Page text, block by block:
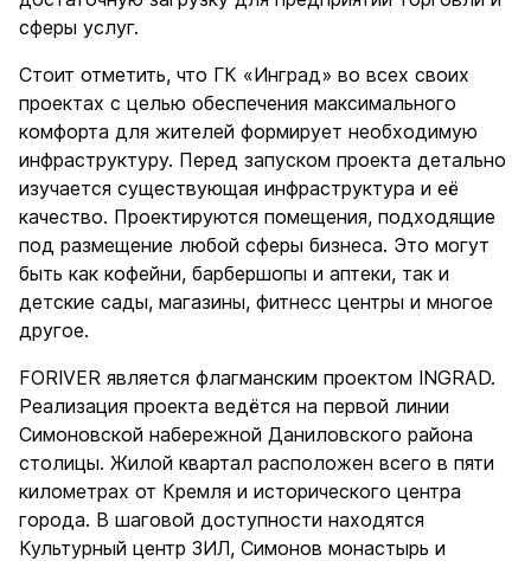
сферы услуг.
Стоит отметить, что ГК «Инград» во всех своих
проектах с целью обеспечения максимального
комфорта для жителей формирует необходимую
инфраструктуру. Перед запуском проекта детально
изучается существующая инфраструктура и её
качество. Проектируются помещения, подходящие
под размещение любой сферы бизнеса. Это могут
быть как кофейни, барбершопы и аптеки, так и
детские сады, магазины, фитнесс центры и многое
другое.
FORIVER является флагманским проектом INGRAD.
Реализация проекта ведётся на первой линии
Симоновской набережной Даниловского района
столицы. Жилой квартал расположен всего в пяти
километрах от Кремля и исторического центра
города. В шаговой доступности находятся
Культурный центр ЗИЛ, Симонов монастырь и